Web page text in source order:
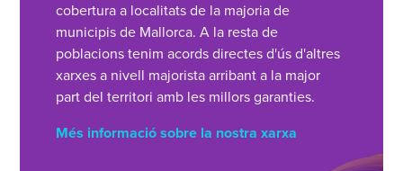
cobertura a localitats de la majoria de
municipis de Mallorca. A la resta de
poblacions tenim acords directes d'ús d'altres
xarxes a nivell majorista arribant a la major
part del territori amb les millors garanties.
Més informació sobre la nostra xarxa